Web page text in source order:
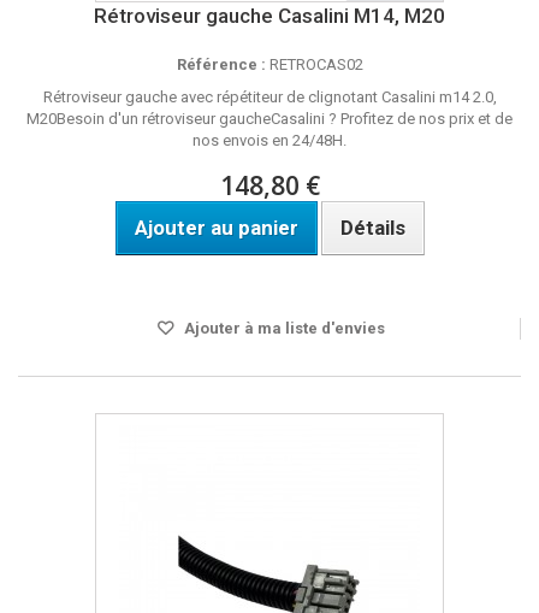
Rétroviseur gauche Casalini M14, M20
Référence : RETROCAS02
Rétroviseur gauche avec répétiteur de clignotant Casalini m14 2.0,
M20Besoin d'un rétroviseur gaucheCasalini ? Profitez de nos prix et de
nos envois en 24/48H.
148,80 €
Ajouter au panier Détails
Ajouter à ma liste d'envies